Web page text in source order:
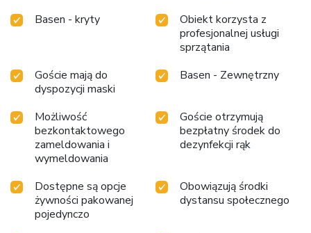
Basen - kryty
Obiekt korzysta z
profesjonalnej usługi
sprzątania
Goście mają do
dyspozycji maski
Basen - Zewnętrzny
Możliwość
bezkontaktowego
zameldowania i
wymeldowania
Goście otrzymują
bezpłatny środek do
dezynfekcji rąk
Dostępne są opcje
żywności pakowanej
pojedynczo
Obowiązują środki
dystansu społecznego